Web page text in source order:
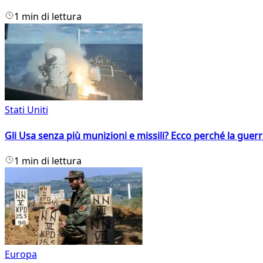
1 min di lettura
Stati Uniti
Gli Usa senza più munizioni e missili? Ecco perché la
1 min di lettura
Europa